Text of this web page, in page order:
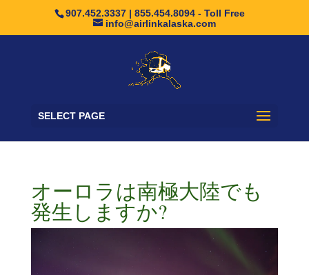
907.452.3337 | 855.454.8094 - Toll Free
info@airlinkalaska.com
SELECT PAGE
オーロラは南極大陸でも
発生しますか?